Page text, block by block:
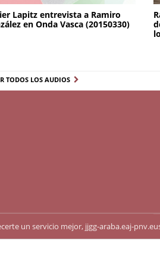
Lapitz entrevista a Ramiro
en Onda Vasca (20150330)
TODOS LOS AUDIOS
un servicio mejor, jjgg-araba.eaj-